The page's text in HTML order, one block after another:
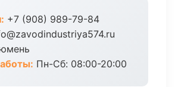
+7 (908) 989-79-84
Пн-Сб: 08:00-20:00